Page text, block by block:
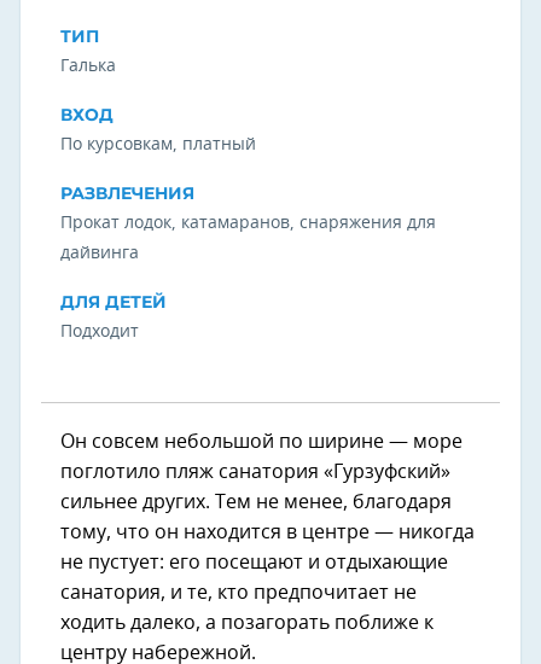
ТИП
Галька
ВХОД
По курсовкам, платный
РАЗВЛЕЧЕНИЯ
Прокат лодок, катамаранов, снаряжения для
дайвинга
ДЛЯ ДЕТЕЙ
Подходит
Он совсем небольшой по ширине — море
поглотило пляж санатория «Гурзуфский»
сильнее других. Тем не менее, благодаря
тому, что он находится в центре — никогда
не пустует: его посещают и отдыхающие
санатория, и те, кто предпочитает не
ходить далеко, а позагорать поближе к
центру набережной.